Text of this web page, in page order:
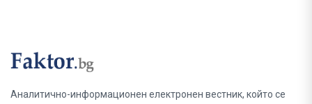
Аналитично-информационен електронен вестник, който се